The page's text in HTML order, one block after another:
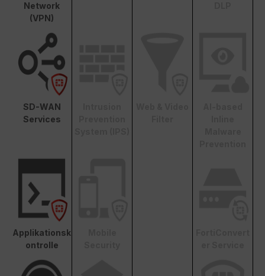
Network
(VPN)
SD-WAN
Services
Applikationsk
ontrolle